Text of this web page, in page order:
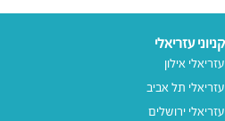
קניוני עזריאלי
עזריאלי אילון
עזריאלי תל אביב
עזריאלי ירושלים